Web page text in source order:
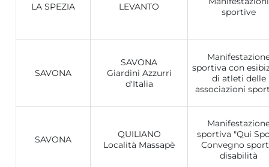
LA SPEZIA LEVANTO
sportive
SAVONA
SAVONA
Giardini Azzurri
d'Italia
sportiva con
di atleti delle
associazioni
SAVONA
QUILIANO
Località Massapè
sportiva "Qui
Convegno
disabilità